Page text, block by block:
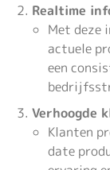
Realtime
Met deze
actuele
een
Verhoogde
Klanten
date